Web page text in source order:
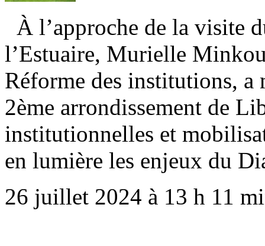
À l’approche de la visite
l’Estuaire, Murielle
Réforme des institutions, a
2ème arrondissement de
institutionnelles et
en lumière les enjeux du
26 juillet 2024 à 13 h 11